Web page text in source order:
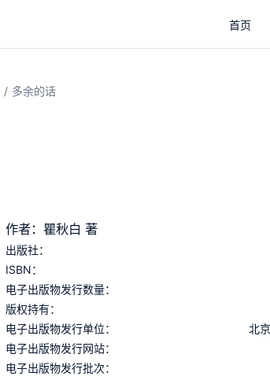
首页
/ 多余的话
作者：瞿秋白 著
出版社：
ISBN：
电子出版物发行数量：
版权持有：
电子出版物发行单位：
北
电子出版物发行网站：
电子出版物发行批次：